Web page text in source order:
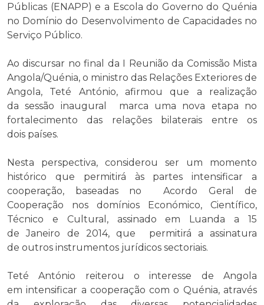
Públicas (ENAPP) e a Escola do Governo do Quénia
no Domínio do Desenvolvimento de Capacidades no
Serviço Público.
Ao discursar no final da I Reunião da Comissão Mista
Angola/Quénia, o ministro das Relações Exteriores de
Angola, Teté António, afirmou que a realização
da sessão inaugural marca uma nova etapa no
fortalecimento das relações bilaterais entre os
dois países.
Nesta perspectiva, considerou ser um momento
histórico que permitirá às partes intensificar a
cooperação, baseadas no Acordo Geral de
Cooperação nos domínios Económico, Científico,
Técnico e Cultural, assinado em Luanda a 15
de Janeiro de 2014, que permitirá a assinatura
de outros instrumentos jurídicos sectoriais.
Teté António reiterou o interesse de Angola
em intensificar a cooperação com o Quénia, através